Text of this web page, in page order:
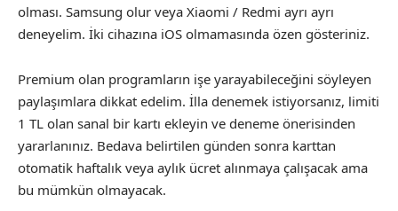
olması. Samsung olur veya Xiaomi / Redmi ayrı ayrı
deneyelim. İki cihazına iOS olmamasında özen gösteriniz.
Premium olan programların işe yarayabileceğini söyleyen
paylaşımlara dikkat edelim. İlla denemek istiyorsanız, limiti
1 TL olan sanal bir kartı ekleyin ve deneme önerisinden
yararlanınız. Bedava belirtilen günden sonra karttan
otomatik haftalık veya aylık ücret alınmaya çalışacak ama
bu mümkün olmayacak.